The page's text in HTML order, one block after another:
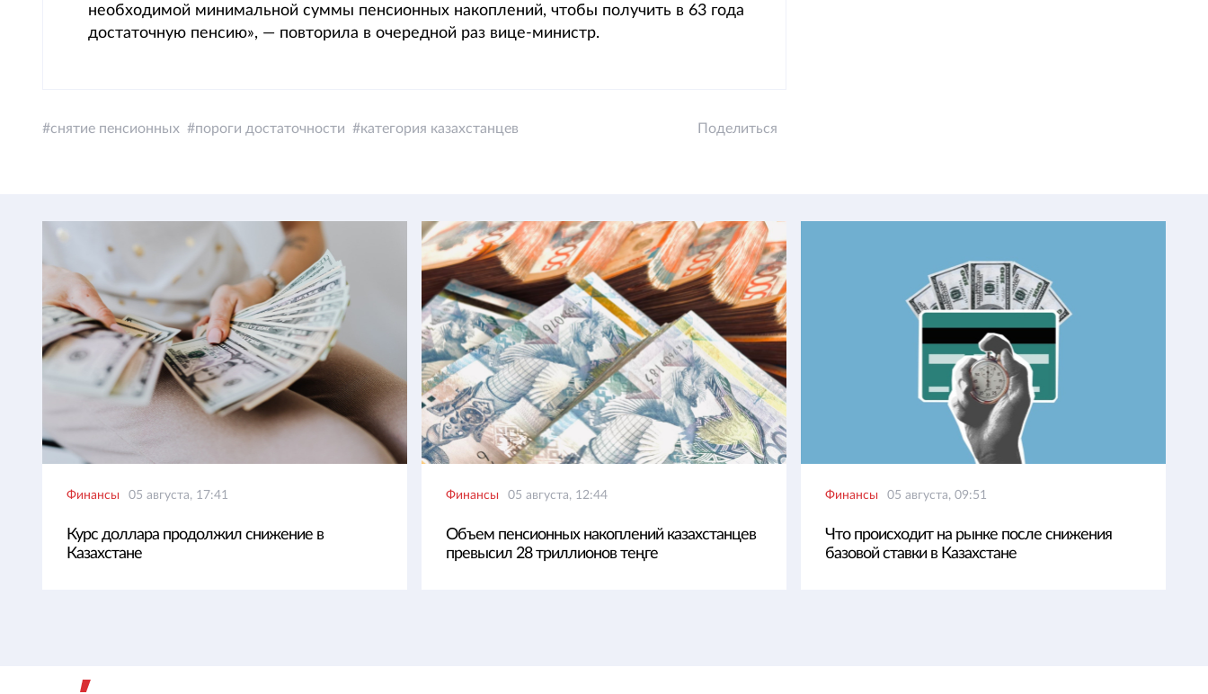
необходимой минимальной суммы пенсионных накоплений, чтобы получить в 63 года
достаточную пенсию», — повторила в очередной раз вице-министр.
снятие пенсионных пороги достаточности категория казахстанцев Поделиться
Финансы 05 августа, 17:41
Курс доллара продолжил снижение в
Казахстане
Финансы 05 августа, 12:44
Объем пенсионных накоплений казахстанцев
превысил 28 триллионов теңге
Финансы 05 августа, 09:51
Что происходит на рынке после снижения
базовой ставки в Казахстане